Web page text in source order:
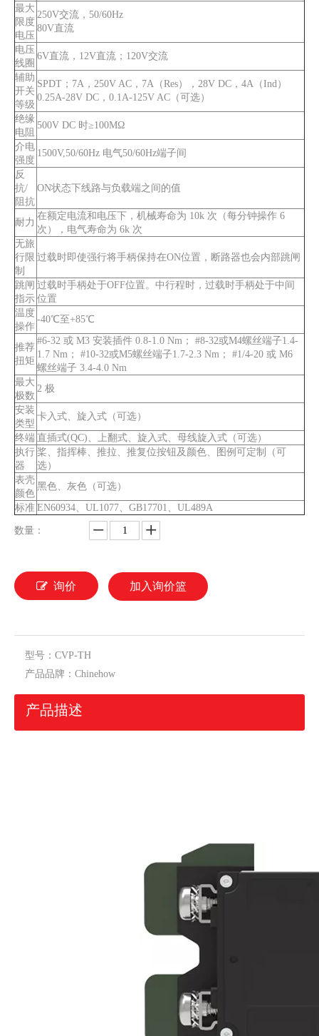
CVP-TH 液压电磁断路器长手柄执行器，每单元带 M4 螺钉，带翻转凸耳 4P
CVP-TH 液压电磁断路器长手柄执行器，带辅助开关和 M4 螺钉，带翻转凸耳 1P CVP-TH 液压电磁断路器每极长手柄执行器，带 M4 螺钉，带翻转凸耳 2P
最大
限度
电压
250V交流，50/60Hz
80V直流
电压
线圈
6V直流，12V直流；120V交流
辅助
开关
等级
SPDT；7A，250V AC，7A（Res），28V DC，4A（Ind）
0.25A-28V DC，0.1A-125V AC（可选）
绝缘
电阻
500V DC 时≥100MΩ
介电
强度
1500V,50/60Hz 电气50/60Hz端子间
反
抗/
阻抗
ON状态下线路与负载端之间的值
耐力
在额定电流和电压下，机械寿命为 10k 次（每分钟操作 6
次），电气寿命为 6k 次
无旅
行限
制
过载时即使强行将手柄保持在ON位置，断路器也会内部跳闸
跳闸
指示
过载时手柄处于OFF位置。中行程时，过载时手柄处于中间
位置
温度
操作
-40℃至+85℃
推荐
扭矩
#6-32 或 M3 安装插件 0.8-1.0 Nm； #8-32或M4螺丝端子1.4-
1.7 Nm； #10-32或M5螺丝端子1.7-2.3 Nm； #1/4-20 或 M6
螺丝端子 3.4-4.0 Nm
最大
极数
2 极
安装
类型
卡入式、旋入式（可选​​）
终端 直插式(QC)、上翻式、旋入式、母线旋入式（可选​​）
执行
器
桨、指挥棒、推拉、推复位按钮及颜色、图例可定制（可
选）
表壳
颜色
黑色、灰色（可选）
标准 EN60934、UL1077、GB17701、UL489A
数量：
询价 加入询价篮
型号： CVP-TH
产品品牌： Chinehow
产品描述